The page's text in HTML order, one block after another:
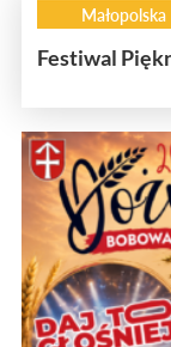
Małopolska
Festiwal